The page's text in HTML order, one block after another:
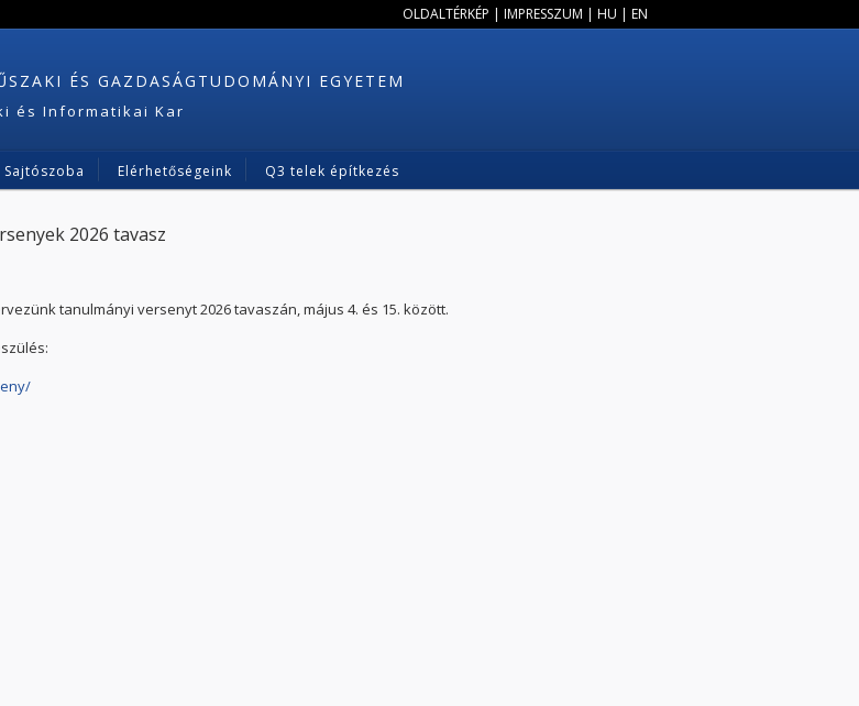
OLDALTÉRKÉP | IMPRESSZUM | HU | EN
ÉS GAZDASÁGTUDOMÁNYI EGYETEM
és Informatikai Kar
Sajtószoba Elérhetőségeink Q3 telek építkezés
2026 tavasz
tanulmányi versenyt 2026 tavaszán, május 4. és 15. között.